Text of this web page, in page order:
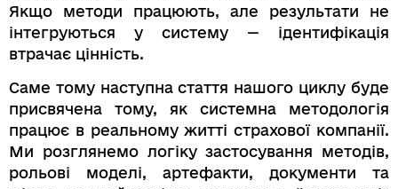
Якщо методи працюють, але результати не
інтегруються у систему — ідентифікація
втрачає цінність.
Саме тому наступна стаття нашого циклу буде
присвячена тому, як системна методологія
працює в реальному житті страхової компанії.
Ми розглянемо логіку застосування методів,
рольові моделі, артефакти, документи та